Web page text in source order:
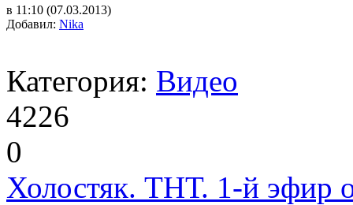
в 11:10 (07.03.2013)
Добавил: Nika
Категория: Видео
4226
0
Холостяк. ТНТ. 1-й эфир